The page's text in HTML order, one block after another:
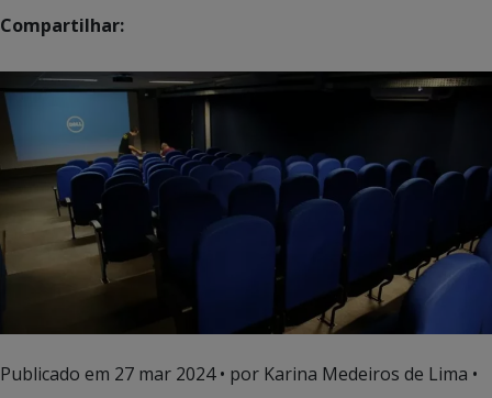
Compartilhar:
Publicado em 27 mar 2024• por Karina Medeiros de Lima •